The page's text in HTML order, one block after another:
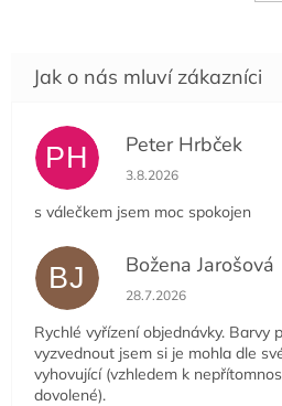
PH Peter Hrbček
Hodnocení obchodu je
3.8.2026
s válečkem jsem moc spokojen
BJ Božena Jarošová
Hodnocení obchodu je
28.7.2026
Rychlé vyřízení objednávky. Barvy
vyzvednout jsem si je mohla dle
vyhovující (vzhledem k
dovolené).